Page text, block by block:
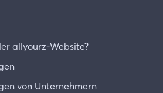
allyourz-Website?
von Unternehmern